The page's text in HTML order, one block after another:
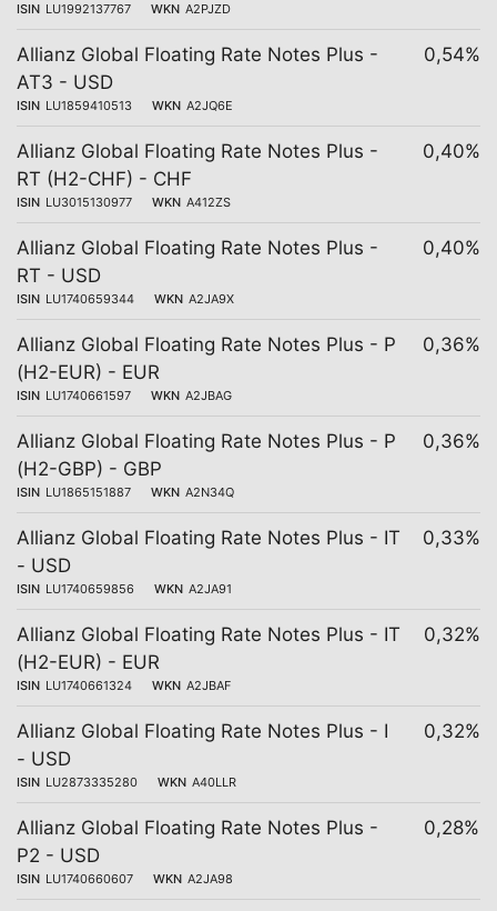
ISIN LU1992137767 WKN A2PJZD
Allianz Global Floating Rate Notes Plus -
AT3 - USD
ISIN LU1859410513 WKN A2JQ6E
0,54%
Allianz Global Floating Rate Notes Plus -
RT (H2-CHF) - CHF
ISIN LU3015130977 WKN A412ZS
0,40%
Allianz Global Floating Rate Notes Plus -
RT - USD
ISIN LU1740659344 WKN A2JA9X
0,40%
Allianz Global Floating Rate Notes Plus - P
(H2-EUR) - EUR
ISIN LU1740661597 WKN A2JBAG
0,36%
Allianz Global Floating Rate Notes Plus - P
(H2-GBP) - GBP
ISIN LU1865151887 WKN A2N34Q
0,36%
Allianz Global Floating Rate Notes Plus - IT
- USD
ISIN LU1740659856 WKN A2JA91
0,33%
Allianz Global Floating Rate Notes Plus - IT
(H2-EUR) - EUR
ISIN LU1740661324 WKN A2JBAF
0,32%
Allianz Global Floating Rate Notes Plus - I
- USD
ISIN LU2873335280 WKN A40LLR
0,32%
Allianz Global Floating Rate Notes Plus -
P2 - USD
ISIN LU1740660607 WKN A2JA98
0,28%